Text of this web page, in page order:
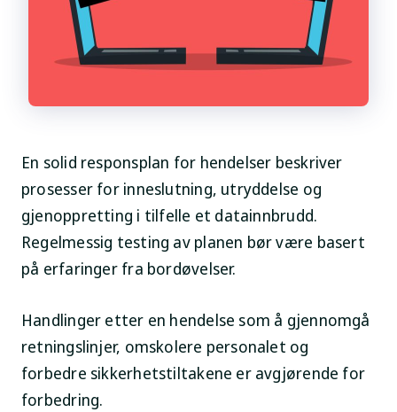
En solid responsplan for hendelser beskriver
prosesser for inneslutning, utryddelse og
gjenoppretting i tilfelle et datainnbrudd.
Regelmessig testing av planen bør være basert
på erfaringer fra bordøvelser.
Handlinger etter en hendelse som å gjennomgå
retningslinjer, omskolere personalet og
forbedre sikkerhetstiltakene er avgjørende for
forbedring.